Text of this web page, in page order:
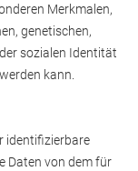
Merkmalen,
genetischen,
sozialen Identität
kann.
identifizierbare
Daten von dem für